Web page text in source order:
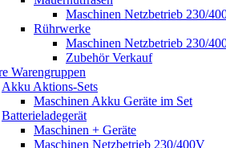
Maschinen Netzbetrieb 230/
Rührwerke
Maschinen Netzbetrieb 230/
Zubehör Verkauf
Warengruppen
Akku Aktions-Sets
Maschinen Akku Geräte im Set
Batterieladegerät
Maschinen + Geräte
Maschinen Netzbetrieb 230/400V